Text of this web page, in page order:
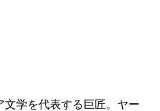
文学を代表する巨匠。ヤー